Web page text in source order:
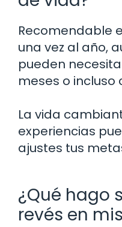
Recomendable
una vez al año,
pueden
meses o incluso
La vida
experiencias
ajustes tus
¿Qué hago
revés en